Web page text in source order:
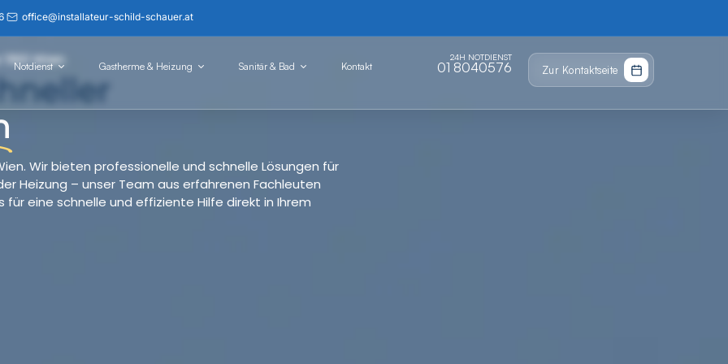
office@installateur-schild-schauer.at
Notdienst Gastherme & Heizung Sanitär & Bad Kontakt
24H NOTDIENST
01 8040576 Zur Kontaktseite
Wien
Wir bieten professionelle und schnelle Lösungen für
Heizung – unser Team aus erfahrenen Fachleuten
eine schnelle und effiziente Hilfe direkt in Ihrem